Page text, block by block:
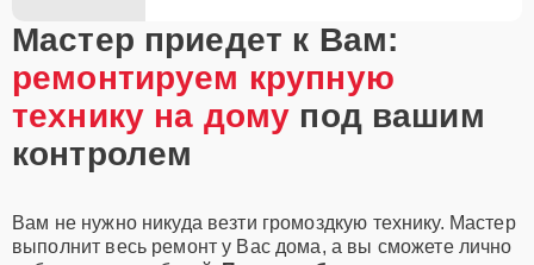
Мастер приедет к Вам:
ремонтируем крупную
технику на дому под вашим
контролем
Вам не нужно никуда везти громоздкую технику. Мастер
выполнит весь ремонт у Вас дома, а вы сможете лично